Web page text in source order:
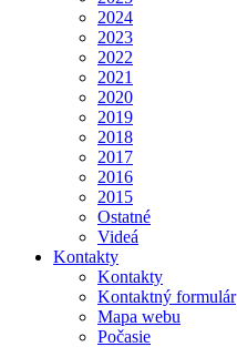
2024
2023
2022
2021
2020
2019
2018
2017
2016
2015
Ostatné
Videá
Kontakty
Kontakty
Kontaktný formulár
Mapa webu
Počasie